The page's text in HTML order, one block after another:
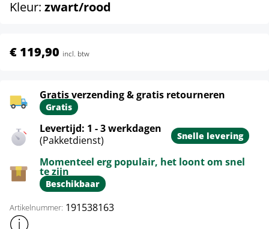
Kleur: zwart/rood
€ 119,90 incl. btw
Gratis verzending & gratis retourneren
Gratis
Levertijd: 1 - 3 werkdagen
(Pakketdienst)
Snelle levering
Momenteel erg populair, het loont om snel
te zijn
Beschikbaar
Artikelnummer: 191538163
Toon meer productinformatie